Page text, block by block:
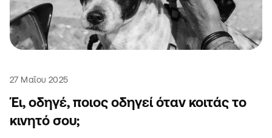
27 Μαΐου 2025
Έι, οδηγέ, ποιος οδηγεί όταν κοιτάς το
κινητό σου;